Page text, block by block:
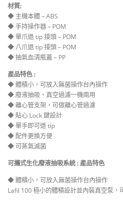
材質:
◆ 主機本體 – ABS
◆ 手持操作器 – POM
◆ 單爪退 tip 接頭 – POM
◆ 八爪退 tip 接頭 – POM
◆ 抽氣血清瓶蓋 – PP
產品特色 :
◆ 體積小，可放入無菌操作台內操作
◆ 廢液抽吸、真空過濾一機兩用
◆ 離心管支架，可做離心管過濾
◆ 貼心 Lock 鍵設計
◆ 單手即可退 tip
◆ 配件更換方便
◆ 可蒸氣滅菌
可攜式生化廢液抽吸系統 : 產品特色
◆ 體積小，可放入無菌操作台內操作
Lafil 100 極小的體積設計並內裝真空泵，